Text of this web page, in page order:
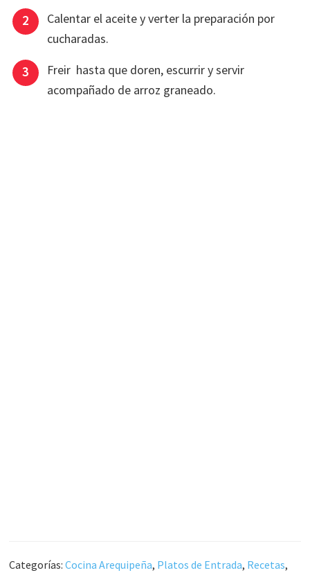
Calentar el aceite y verter la preparación por
cucharadas.
Freir hasta que doren, escurrir y servir
acompañado de arroz graneado.
Categorías:Cocina Arequipeña, Platos de Entrada, Recetas,